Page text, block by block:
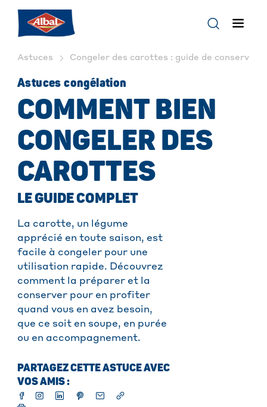
Astuces Congeler des carottes : guide de
Astuces congélation
COMMENT BIEN
CONGELER DES
CAROTTES
LE GUIDE COMPLET
La carotte, un légume
apprécié en toute saison, est
facile à congeler pour une
utilisation rapide. Découvrez
comment la préparer et la
conserver pour en profiter
quand vous en avez besoin,
que ce soit en soupe, en purée
ou en accompagnement.
PARTAGEZ CETTE ASTUCE AVEC
VOS AMIS :